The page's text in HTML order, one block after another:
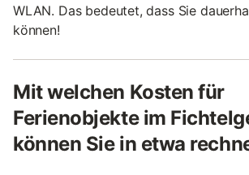
WLAN. Das bedeutet, dass Sie
können!
Mit welchen Kosten für
Ferienobjekte im
können Sie in etwa